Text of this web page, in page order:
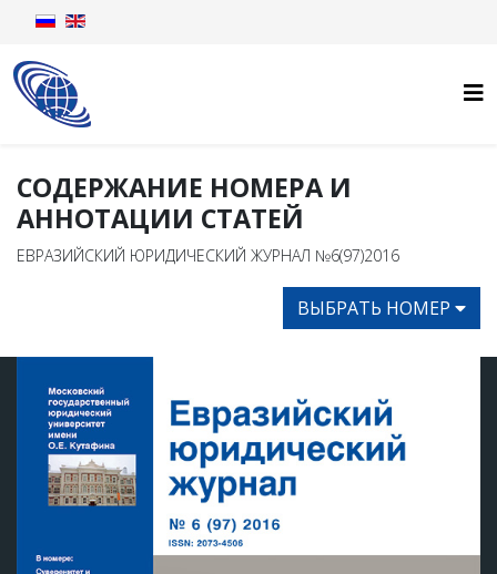
СОДЕРЖАНИЕ НОМЕРА И
АННОТАЦИИ СТАТЕЙ
ЕВРАЗИЙСКИЙ ЮРИДИЧЕСКИЙ ЖУРНАЛ №6(97)2016
ВЫБРАТЬ НОМЕР